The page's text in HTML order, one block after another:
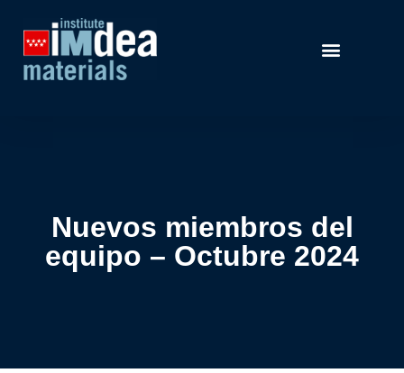
Nuevos miembros del
equipo – Octubre 2024